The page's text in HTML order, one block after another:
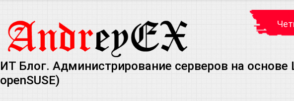
ИТ Блог. Администрирование серверов на основе
openSUSE)